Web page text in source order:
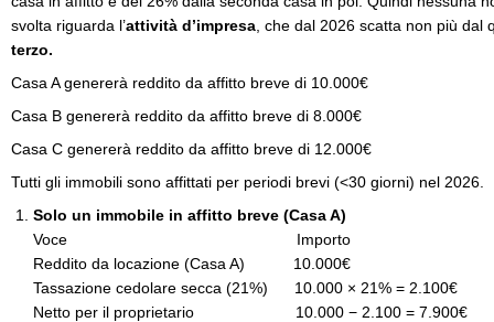
svolta riguarda l’attività d’impresa , che dal 2026 scatta non più
terzo.
Casa A genererà reddito da affitto breve di 10.000€
Casa B genererà reddito da affitto breve di 8.000€
Casa C genererà reddito da affitto breve di 12.000€
Tutti gli immobili sono affittati per periodi brevi (<30 giorni) nel 2026.
Solo un immobile in affitto breve (Casa A)
Voce Importo
Reddito da locazione (Casa A) 10.000€
Tassazione cedolare secca (21%) 10.000 × 21% = 2.100€
Netto per il proprietario 10.000 − 2.100 = 7.900€